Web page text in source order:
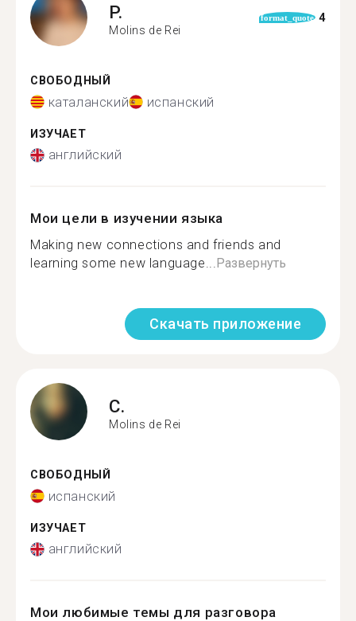
P.
Molins de Rei
format_quote 4
СВОБОДНЫЙ
каталанский испанский
ИЗУЧАЕТ
английский
Мои цели в изучении языка
Making new connections and friends and
learning some new language...Развернуть
Скачать приложение
C.
Molins de Rei
СВОБОДНЫЙ
испанский
ИЗУЧАЕТ
английский
Мои любимые темы для разговора